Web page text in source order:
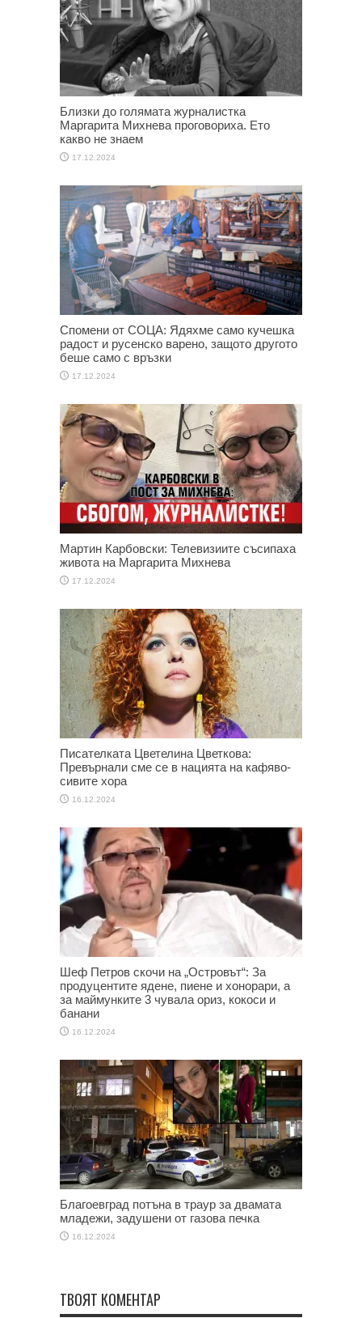
Близки до голямата журналистка
Маргарита Михнева проговориха. Ето
какво не знаем
17.12.2024
Спомени от СОЦА: Ядяхме само кучешка
радост и русенско варено, защото другото
беше само с връзки
17.12.2024
Мартин Карбовски: Телевизиите съсипаха
живота на Маргарита Михнева
17.12.2024
Писателката Цветелина Цветкова:
Превърнали сме се в нацията на кафяво-
сивите хора
16.12.2024
Шеф Петров скочи на „Островът“: За
продуцентите ядене, пиене и хонорари, а
за маймунките 3 чувала ориз, кокоси и
банани
16.12.2024
Благоевград потъна в траур за двамата
младежи, задушени от газова печка
16.12.2024
ТВОЯТ КОМЕНТАР